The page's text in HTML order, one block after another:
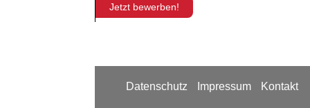
Jetzt bewerben!
Datenschutz Impressum Kontakt